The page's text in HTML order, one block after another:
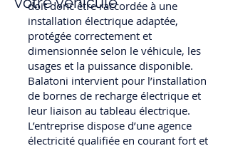
doit donc être raccordée à une
installation électrique adaptée,
protégée correctement et
dimensionnée selon le véhicule, les
usages et la puissance disponible.
Balatoni intervient pour l’installation
de bornes de recharge électrique et
leur liaison au tableau électrique.
L’entreprise dispose d’une agence
électricité qualifiée en courant fort et